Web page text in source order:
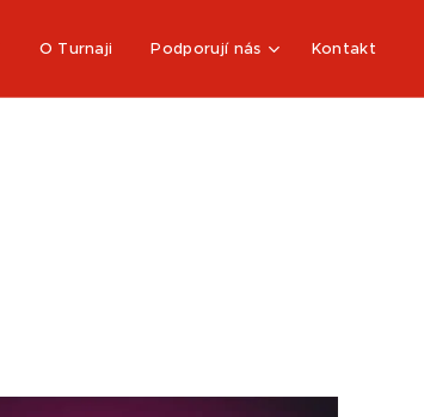
O Turnaji Podporují nás Kontakt